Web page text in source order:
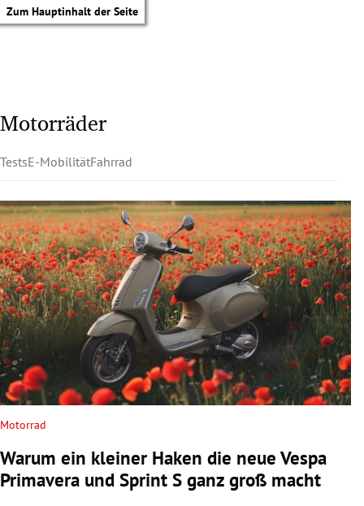
Zum Hauptinhalt der Seite
Untermenü
Untermenü
Untermenü
Untermenü
Motorräder
TestsE-MobilitätFahrrad
Motorrad
Warum ein kleiner Haken die neue Vespa
Primavera und Sprint S ganz groß macht